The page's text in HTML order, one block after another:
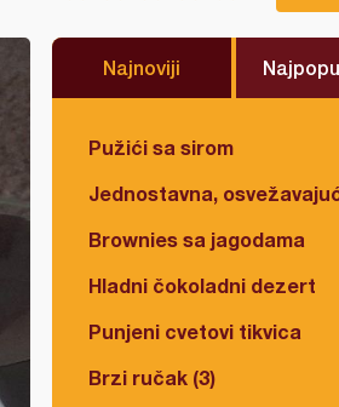
Najnoviji
Pužići sa sirom
Jednostavna,
Brownies sa jagodama
Hladni čokoladni dezert
Punjeni cvetovi tikvica
Brzi ručak (3)